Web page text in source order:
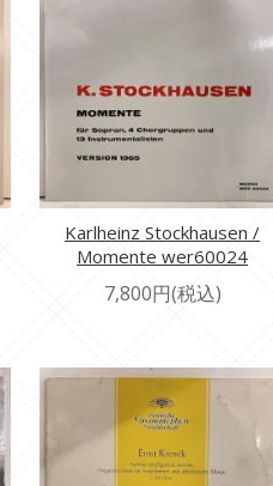
Karlheinz Stockhausen /
Momente wer60024
7,800円(税込)